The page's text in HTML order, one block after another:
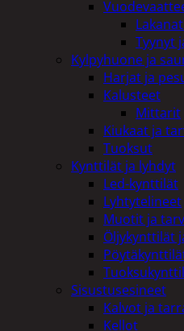
Tyynyt
Kylpyhuone ja
Harjat ja
Kalusteet
Mittarit
Kiukaat ja
Tuoksut
Kynttilät ja lyhdyt
Led-kynttilät
Lyhtytelineet
Muotit ja
Öljykynttilät
Sisustusesineet
Kalvot ja
Kellot